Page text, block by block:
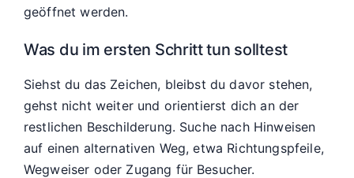
geöffnet werden.
Was du im ersten Schritt tun solltest
Siehst du das Zeichen, bleibst du davor stehen,
gehst nicht weiter und orientierst dich an der
restlichen Beschilderung. Suche nach Hinweisen
auf einen alternativen Weg, etwa Richtungspfeile,
Wegweiser oder Zugang für Besucher.